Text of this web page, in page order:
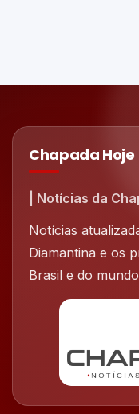
Chapada Hoje
| Notícias da
Notícias
Diamantina e os
Brasil e do